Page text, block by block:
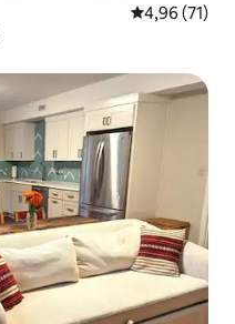
4,96 av 5 i
4,96 (71)